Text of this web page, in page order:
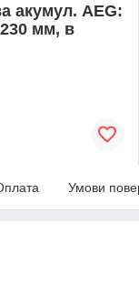
акумул. AEG:
мм, в
Умови